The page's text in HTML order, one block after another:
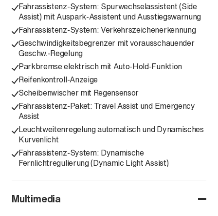
Fahrassistenz-System: Spurwechselassistent (Side
Assist) mit Auspark-Assistent und Ausstiegswarnung
Fahrassistenz-System: Verkehrszeichenerkennung
Geschwindigkeitsbegrenzer mit vorausschauender
Geschw.-Regelung
Parkbremse elektrisch mit Auto-Hold-Funktion
Reifenkontroll-Anzeige
Scheibenwischer mit Regensensor
Fahrassistenz-Paket: Travel Assist und Emergency
Assist
Leuchtweitenregelung automatisch und Dynamisches
Kurvenlicht
Fahrassistenz-System: Dynamische
Fernlichtregulierung (Dynamic Light Assist)
Multimedia